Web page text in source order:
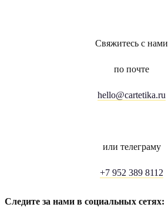
Свяжитесь с нами
по почте
hello@cartetika.ru
или телеграму
+7 952 389 8112
Следите за нами в социальных сетях: